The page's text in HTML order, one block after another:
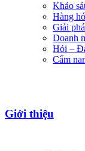
Khảo
Hàng
Giải
Doanh
Hỏi –
Cẩm
Giới thiệu